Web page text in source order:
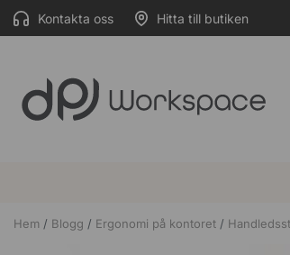
Kontakta oss Hitta till butiken
Hem Blogg Ergonomi på kontoret